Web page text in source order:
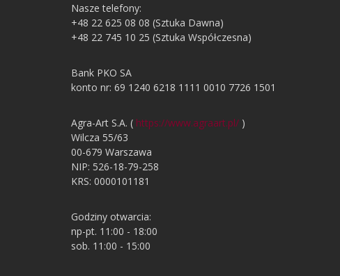
Nasze telefony:
+48 22 625 08 08 (Sztuka Dawna)
+48 22 745 10 25 (Sztuka Współczesna)
Bank PKO SA
konto nr: 69 1240 6218 1111 0010 7726 1501
Agra-Art S.A. ( https://www.agraart.pl/ )
Wilcza 55/63
00-679 Warszawa
NIP: 526-18-79-258
KRS: 0000101181
Godziny otwarcia:
np-pt. 11:00 - 18:00
sob. 11:00 - 15:00